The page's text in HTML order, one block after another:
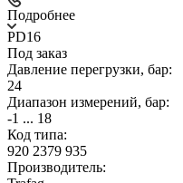
Подробнее
PD16
Под заказ
Давление перегрузки, бар:
24
Диапазон измерений, бар:
-1 ... 18
Код типа:
920 2379 935
Производитель: